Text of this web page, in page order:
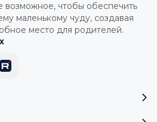
возможное, чтобы обеспечить
маленькому чуду, создавая
место для родителей.